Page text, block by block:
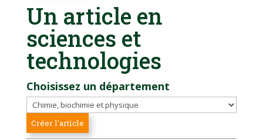
Un article en
sciences et
technologies
Choisissez un département